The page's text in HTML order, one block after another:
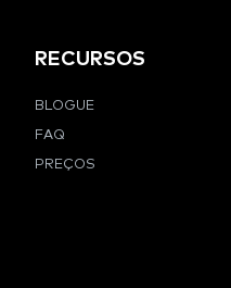
RECURSOS
BLOGUE
FAQ
PREÇOS